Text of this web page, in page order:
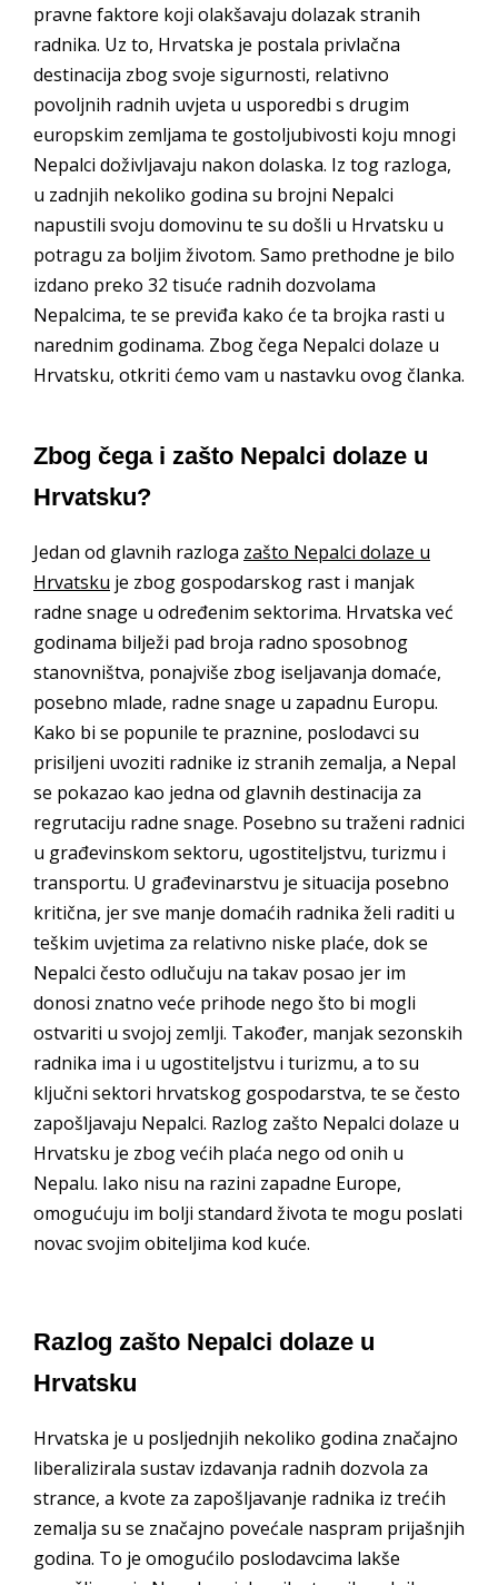
pravne faktore koji olakšavaju dolazak stranih
radnika. Uz to, Hrvatska je postala privlačna
destinacija zbog svoje sigurnosti, relativno
povoljnih radnih uvjeta u usporedbi s drugim
europskim zemljama te gostoljubivosti koju mnogi
Nepalci doživljavaju nakon dolaska. Iz tog razloga,
u zadnjih nekoliko godina su brojni Nepalci
napustili svoju domovinu te su došli u Hrvatsku u
potragu za boljim životom. Samo prethodne je bilo
izdano preko 32 tisuće radnih dozvolama
Nepalcima, te se previđa kako će ta brojka rasti u
narednim godinama. Zbog čega Nepalci dolaze u
Hrvatsku, otkriti ćemo vam u nastavku ovog članka.
Zbog čega i zašto Nepalci dolaze u
Hrvatsku?
Jedan od glavnih razloga zašto Nepalci dolaze u
Hrvatsku je zbog gospodarskog rast i manjak
radne snage u određenim sektorima. Hrvatska već
godinama bilježi pad broja radno sposobnog
stanovništva, ponajviše zbog iseljavanja domaće,
posebno mlade, radne snage u zapadnu Europu.
Kako bi se popunile te praznine, poslodavci su
prisiljeni uvoziti radnike iz stranih zemalja, a Nepal
se pokazao kao jedna od glavnih destinacija za
regrutaciju radne snage. Posebno su traženi radnici
u građevinskom sektoru, ugostiteljstvu, turizmu i
transportu. U građevinarstvu je situacija posebno
kritična, jer sve manje domaćih radnika želi raditi u
teškim uvjetima za relativno niske plaće, dok se
Nepalci često odlučuju na takav posao jer im
donosi znatno veće prihode nego što bi mogli
ostvariti u svojoj zemlji. Također, manjak sezonskih
radnika ima i u ugostiteljstvu i turizmu, a to su
ključni sektori hrvatskog gospodarstva, te se često
zapošljavaju Nepalci. Razlog zašto Nepalci dolaze u
Hrvatsku je zbog većih plaća nego od onih u
Nepalu. Iako nisu na razini zapadne Europe,
omogućuju im bolji standard života te mogu poslati
novac svojim obiteljima kod kuće.
Razlog zašto Nepalci dolaze u
Hrvatsku
Hrvatska je u posljednjih nekoliko godina značajno
liberalizirala sustav izdavanja radnih dozvola za
strance, a kvote za zapošljavanje radnika iz trećih
zemalja su se značajno povećale naspram prijašnjih
godina. To je omogućilo poslodavcima lakše